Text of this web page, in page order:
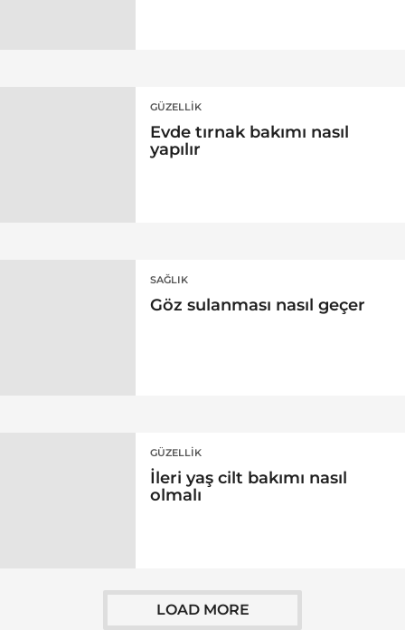
GÜZELLIK
Evde tırnak bakımı nasıl
yapılır
SAĞLIK
Göz sulanması nasıl geçer
GÜZELLIK
İleri yaş cilt bakımı nasıl
olmalı
LOAD MORE